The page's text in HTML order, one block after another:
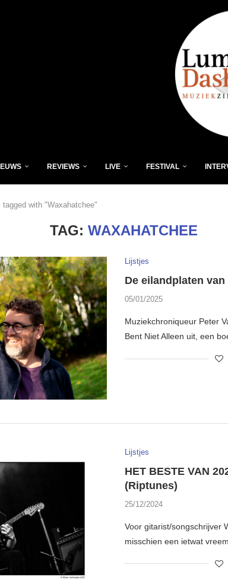
REVIEWS LIVE FESTIVAL
tagged with "Waxahatchee"
TAG:WAXAHATCHEE
Lijstjes
De eilandplaten van
05/01/2025
Muziekchroniqueur Peter
Bent Niet Alleen uit, een
Lijstjes
HET BESTE VAN
(Riptunes)
25/12/2024
Voor gitarist/songschrijver
misschien een ietwat